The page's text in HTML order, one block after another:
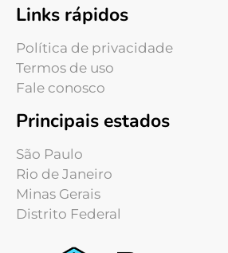
Links rápidos
Política de privacidade
Termos de uso
Fale conosco
Principais estados
São Paulo
Rio de Janeiro
Minas Gerais
Distrito Federal